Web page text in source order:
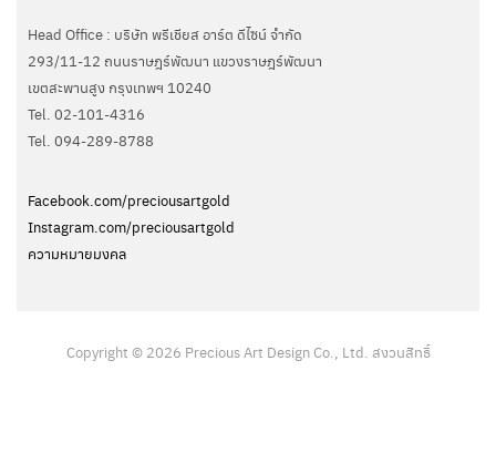
Head Office : บริษัท พรีเชียส อาร์ต ดีไซน์ จำกัด
293/11-12 ถนนราษฎร์พัฒนา แขวงราษฎร์พัฒนา
เขตสะพานสูง กรุงเทพฯ 10240
Tel. 02-101-4316
Tel. ‭094-289-8788‬
Facebook.com/preciousartgold
Instagram.com/preciousartgold
ความหมายมงคล
Copyright © 2026 Precious Art Design Co., Ltd. สงวนสิทธิ์